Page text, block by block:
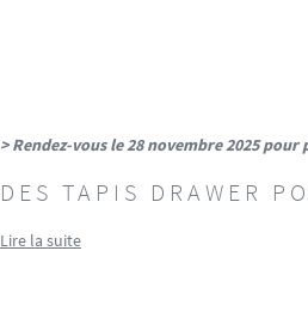
> Rendez-vous le 28 novembre 2025
DES TAPIS DRAWER
Lire la suite